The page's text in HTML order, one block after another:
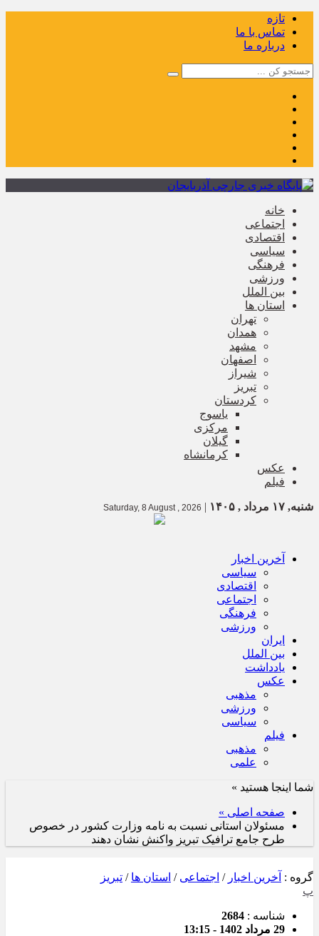
تازه
تماس با ما
درباره ما
خانه
اجتماعی
اقتصادی
سیاسی
فرهنگی
ورزشی
بین الملل
استان ها
تهران
همدان
مشهد
اصفهان
شیراز
تبریز
کردستان
یاسوج
مرکزی
گیلان
کرمانشاه
عکس
فیلم
شنبه, ۱۷ مرداد , ۱۴۰۵ |
Saturday, 8 August , 2026
آخرین اخبار
سیاسی
اقتصادی
اجتماعی
فرهنگی
ورزشی
ایران
بین الملل
یادداشت
عکس
مذهبی
ورزشی
سیاسی
فیلم
مذهبی
علمی
شما اینجا هستید »
صفحه اصلی »
مسئولان استانی نسبت به نامه وزارت کشور در خصوص
طرح جامع ترافیک تبریز واکنش نشان دهند
گروه : آخرین اخبار / اجتماعی / استان ها / تبریز
پ
شناسه : 2684
29 مرداد 1402 - 13:15